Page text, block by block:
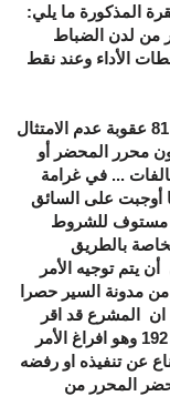
المذكورة ما يلي:
من لدن الضباط
الأداء وعند نقط
وإذا كان المشرع بمدونة السير قد قرر بالمادة 81 عقوبة عدم الامتثال
محرر المحضر أو
... في غرامة
إلى 2000 درهم، فان المادة 193 لما أوجبت على السائق
مستوف للشروط
بالطريق
192 والمتمثلة في أن يتم توجيه الأمر
بالتوقيف في الأماكن المحددة في المادة 192 من مدونة السير حصرا
المشرع قد اقر
جزاءعلى عدم توفر الشرط المحدد في المادة 192 وهو افراغ الأمر
عن تنفيذه او رفضه
المحرر من